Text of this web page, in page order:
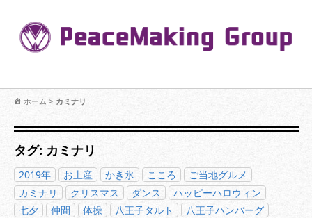
【公式】PeaceMaking Groupはお客様には一対一で向き合い、ご家族
を意図したコミュニケーションを大切にし【家族の絆】に寄り添いま
ホーム > カミナリ
タグ: カミナリ
2019年 お土産 かき氷 こころ
ご当地グルメ
カミナリ
クリスマス ダンス
ハッピーハロウィン
七夕
仲間 体操 八王子タルト
八王子ハンバーグ